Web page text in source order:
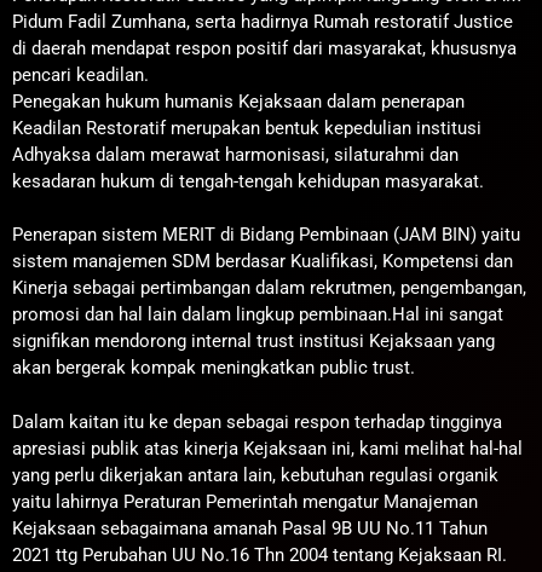
Pidum Fadil Zumhana, serta hadirnya Rumah restoratif Justice
di daerah mendapat respon positif dari masyarakat, khususnya
pencari keadilan.
Penegakan hukum humanis Kejaksaan dalam penerapan
Keadilan Restoratif merupakan bentuk kepedulian institusi
Adhyaksa dalam merawat harmonisasi, silaturahmi dan
kesadaran hukum di tengah-tengah kehidupan masyarakat.
Penerapan sistem MERIT di Bidang Pembinaan (JAM BIN) yaitu
sistem manajemen SDM berdasar Kualifikasi, Kompetensi dan
Kinerja sebagai pertimbangan dalam rekrutmen, pengembangan,
promosi dan hal lain dalam lingkup pembinaan.Hal ini sangat
signifikan mendorong internal trust institusi Kejaksaan yang
akan bergerak kompak meningkatkan public trust.
Dalam kaitan itu ke depan sebagai respon terhadap tingginya
apresiasi publik atas kinerja Kejaksaan ini, kami melihat hal-hal
yang perlu dikerjakan antara lain, kebutuhan regulasi organik
yaitu lahirnya Peraturan Pemerintah mengatur Manajeman
Kejaksaan sebagaimana amanah Pasal 9B UU No.11 Tahun
2021 ttg Perubahan UU No.16 Thn 2004 tentang Kejaksaan RI.